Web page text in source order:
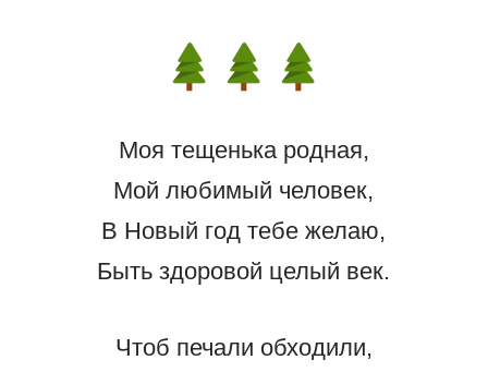
Моя тещенька родная,
Мой любимый человек,
В Новый год тебе желаю,
Быть здоровой целый век.
Чтоб печали обходили,